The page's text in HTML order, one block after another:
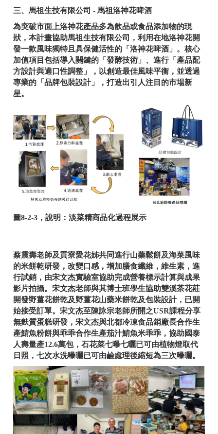
三、馬祖生技有限公司 - 馬祖洛神花啤酒
為突破市面上洛神花產品多為飲品或食品添加物的現
狀，本計畫協助馬祖生技有限公司，利用在地洛神花開
發一款風味獨特且具保健活性的「洛神花啤酒」。核心
加值項目包括導入關鍵的「發酵技術」、進行「產品配
方設計與適口性調整」，以創造最佳風味平衡，並透過
專業的「品牌包裝設計」，打造出引人注目的市場新
星。
圖8-2-3，說明：淡菜精商品化過程展示
蔡震壽老師及貢寮愛花姊共同進行山藥鬆餅及海菜風味
的米餅乾研發，改變口感，增加膳食纖維，維生素，進
行試銷，由宋文杰實驗室協助完成營養標示計算與成果
影片拍攝。 宋文杰老師與其博士班學生協助雙溪茶花莊
開發野薑花餅乾及野薑花山藥米餅乾及包裝設計，已開
始接受訂單。 宋文杰至陳詠宗老師所開之USR課程分享
無麩質蛋糕研發，宋文杰與北都冷凍食品銷廠長合作生
產鯖魚粉餅與乖乖合作生產茄汁鯖魚米乖乖，協助國泰
人壽量產12.6萬包，石花菜七曝七曬已可由植物燈取代
日照，七次水洗曝曬已可由鹼處理後縮短為三次曝曬。